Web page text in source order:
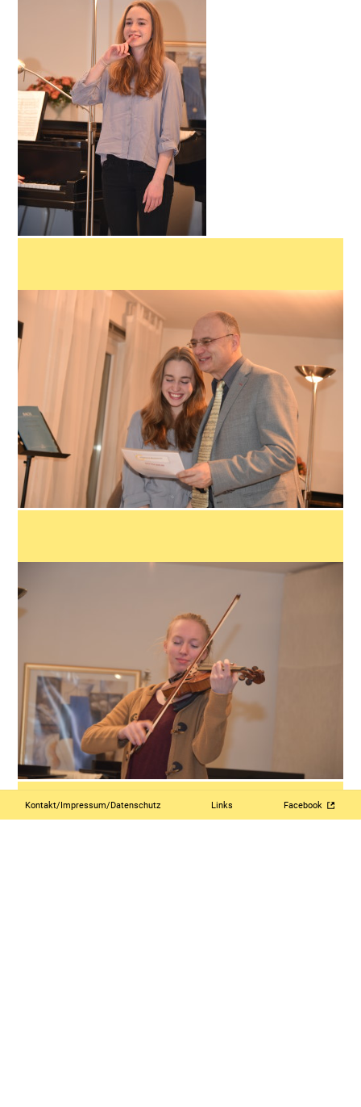
Kontakt/Impressum/Datenschutz Links Facebook